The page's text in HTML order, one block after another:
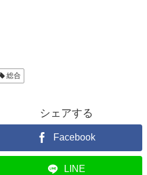
総合
シェアする
Facebook
LINE